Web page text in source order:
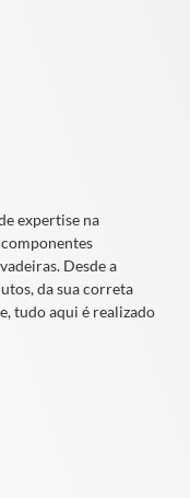
expertise na
Desde a
da sua correta
tudo aqui é realizado